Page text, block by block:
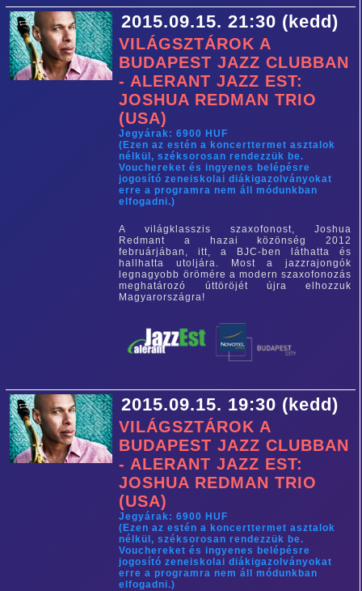
2015.09.15. 21:30 (kedd)
VILÁGSZTÁROK A
BUDAPEST JAZZ CLUBBAN
- ALERANT JAZZ EST:
JOSHUA REDMAN TRIO
(USA)
Jegyárak: 6900 HUF
(Ezen az estén a koncerttermet asztalok
nélkül, széksorosan rendezzük be.
Vouchereket és ingyenes belépésre
jogosító zeneiskolai diákigazolványokat
erre a programra nem áll módunkban
elfogadni.)
A világklasszis szaxofonost, Joshua
Redmant a hazai közönség 2012
februárjában, itt, a BJC-ben láthatta és
hallhatta utoljára. Most a jazzrajongók
legnagyobb örömére a modern szaxofonozás
meghatározó úttöröjét újra elhozzuk
Magyarországra!
2015.09.15. 19:30 (kedd)
VILÁGSZTÁROK A
BUDAPEST JAZZ CLUBBAN
- ALERANT JAZZ EST:
JOSHUA REDMAN TRIO
(USA)
Jegyárak: 6900 HUF
(Ezen az estén a koncerttermet asztalok
nélkül, széksorosan rendezzük be.
Vouchereket és ingyenes belépésre
jogosító zeneiskolai diákigazolványokat
erre a programra nem áll módunkban
elfogadni.)